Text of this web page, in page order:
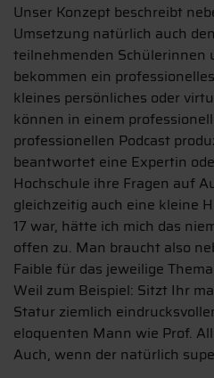
Unser Konzept beschreibt
Umsetzung natürlich auch
teilnehmenden Schülerinnen
bekommen ein
kleines persönliches oder
können in einem
professionellen Podcast
beantwortet eine Expertin
Hochschule ihre Fragen auf
gleichzeitig auch eine kleine
17 war, hätte ich mich das
offen zu. Man braucht also
Faible für das jeweilige
Weil zum Beispiel: Sitzt Ihr
Statur ziemlich
eloquenten Mann wie Prof.
Auch, wenn der natürlich